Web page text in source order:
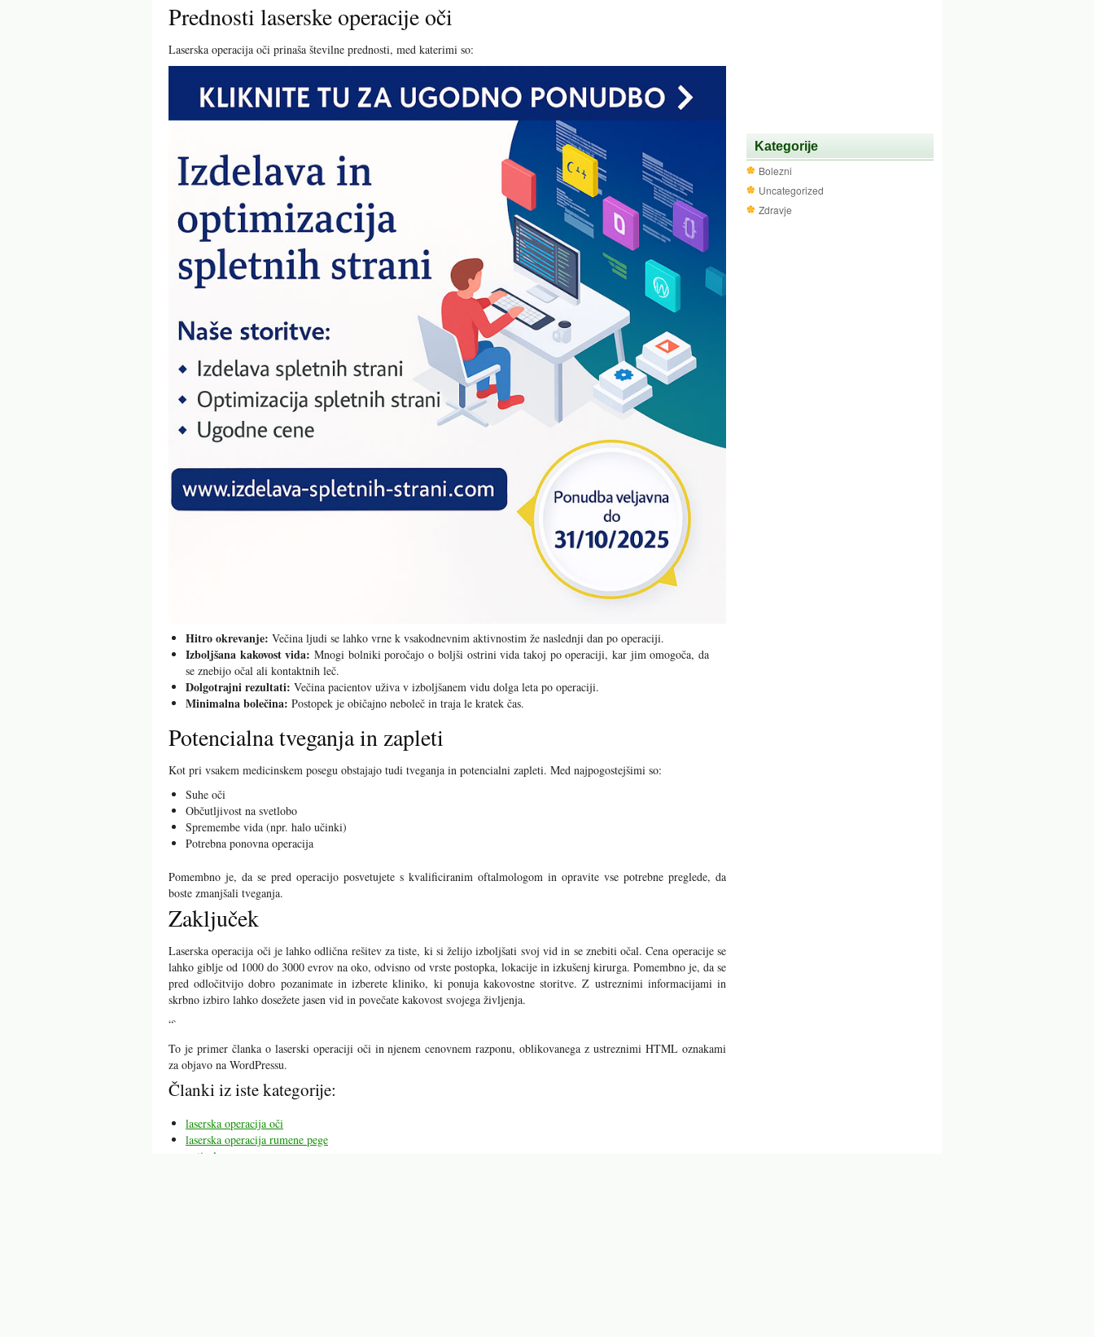
Prednosti laserske operacije oči
Laserska operacija oči prinaša številne prednosti, med katerimi so:
Hitro okrevanje: Večina ljudi se lahko vrne k vsakodnevnim aktivnostim že naslednji dan po operaciji.
Izboljšana kakovost vida: Mnogi bolniki poročajo o boljši ostrini vida takoj po operaciji, kar jim omogoča, da
se znebijo očal ali kontaktnih leč.
Dolgotrajni rezultati: Večina pacientov uživa v izboljšanem vidu dolga leta po operaciji.
Minimalna bolečina: Postopek je običajno neboleč in traja le kratek čas.
Potencialna tveganja in zapleti
Kot pri vsakem medicinskem posegu obstajajo tudi tveganja in potencialni zapleti. Med najpogostejšimi so:
Suhe oči
Občutljivost na svetlobo
Spremembe vida (npr. halo učinki)
Potrebna ponovna operacija
Pomembno je, da se pred operacijo posvetujete s kvalificiranim oftalmologom in opravite vse potrebne preglede, da
boste zmanjšali tveganja.
Zaključek
Laserska operacija oči je lahko odlična rešitev za tiste, ki si želijo izboljšati svoj vid in se znebiti očal. Cena operacije se
lahko giblje od 1000 do 3000 evrov na oko, odvisno od vrste postopka, lokacije in izkušenj kirurga. Pomembno je, da se
pred odločitvijo dobro pozanimate in izberete kliniko, ki ponuja kakovostne storitve. Z ustreznimi informacijami in
skrbno izbiro lahko dosežete jasen vid in povečate kakovost svojega življenja.
“`
To je primer članka o laserski operaciji oči in njenem cenovnem razponu, oblikovanega z ustreznimi HTML oznakami
za objavo na WordPressu.
Članki iz iste kategorije:
laserska operacija oči
laserska operacija rumene pege
optical express
Kategorije
Bolezni
Uncategorized
Zdravje